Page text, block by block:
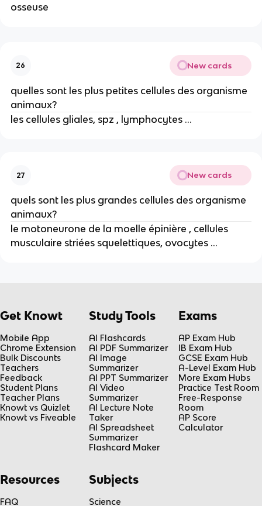
osseuse
26 New cards
quelles sont les plus petites cellules des organisme
animaux?
les cellules gliales, spz , lymphocytes …
27 New cards
quels sont les plus grandes cellules des organisme
animaux?
le motoneurone de la moelle épinière , cellules
musculaire striées squelettiques, ovocytes …
Get Knowt
Mobile App
Chrome Extension
Bulk Discounts
Teachers
Feedback
Student Plans
Teacher Plans
Knowt vs Quizlet
Knowt vs Fiveable
Study Tools
AI Flashcards
AI PDF Summarizer
AI Image
Summarizer
AI PPT Summarizer
AI Video
Summarizer
AI Lecture Note
Taker
AI Spreadsheet
Summarizer
Flashcard Maker
Exams
AP Exam Hub
IB Exam Hub
GCSE Exam Hub
A-Level Exam Hub
More Exam Hubs
Practice Test Room
Free-Response
Room
AP Score
Calculator
Resources
FAQ
Subjects
Science